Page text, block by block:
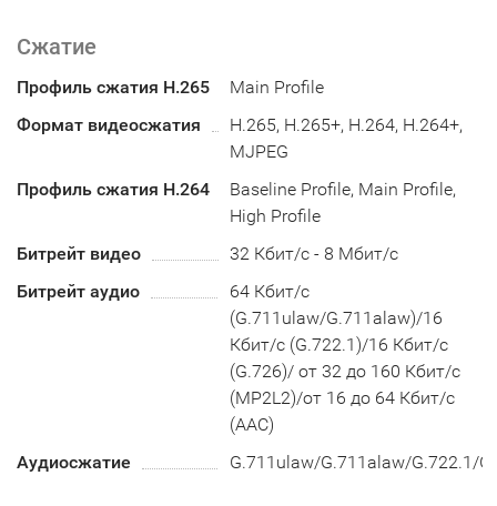
Сжатие
Профиль сжатия H.265
Main Profile
Формат видеосжатия
H.265, H.265+, H.264, H.264+,
MJPEG
Профиль сжатия H.264
Baseline Profile, Main Profile,
High Profile
Битрейт видео
32 Кбит/с - 8 Мбит/с
Битрейт аудио
64 Кбит/с
(G.711ulaw/G.711alaw)/16
Кбит/с (G.722.1)/16 Кбит/с
(G.726)/ от 32 до 160 Кбит/с
(MP2L2)/от 16 до 64 Кбит/с
(AAC)
Аудиосжатие
G.711ulaw/G.711alaw/G.722.1/